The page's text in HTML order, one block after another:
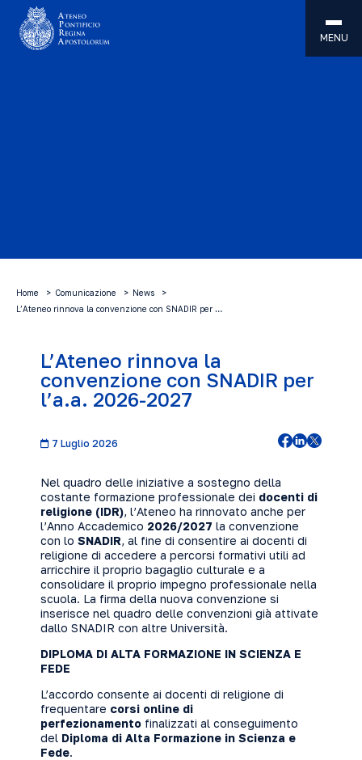
MENU
Home Comunicazione
News
L’Ateneo rinnova la convenzione con SNADIR per …
L’Ateneo rinnova la
convenzione con SNADIR per
l’a.a. 2026-2027
7 Luglio 2026
Nel quadro delle iniziative a sostegno della
costante formazione professionale dei docenti di
religione (IDR), l’Ateneo ha rinnovato anche per
l’Anno Accademico 2026/2027 la convenzione
con lo SNADIR, al fine di consentire ai docenti di
religione di accedere a percorsi formativi utili ad
arricchire il proprio bagaglio culturale e a
consolidare il proprio impegno professionale nella
scuola. La firma della nuova convenzione si
inserisce nel quadro delle convenzioni già attivate
dallo SNADIR con altre Università.
DIPLOMA DI ALTA FORMAZIONE IN SCIENZA E
FEDE
L’accordo consente ai docenti di religione di
frequentare corsi online di
perfezionamento finalizzati al conseguimento
del Diploma di Alta Formazione in Scienza e
Fede.